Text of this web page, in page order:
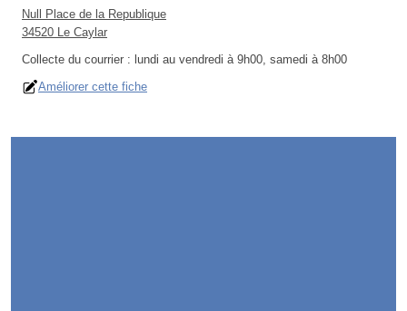
Null Place de la Republique
34520 Le Caylar
Collecte du courrier : lundi au vendredi à 9h00, samedi à 8h00
Améliorer cette fiche